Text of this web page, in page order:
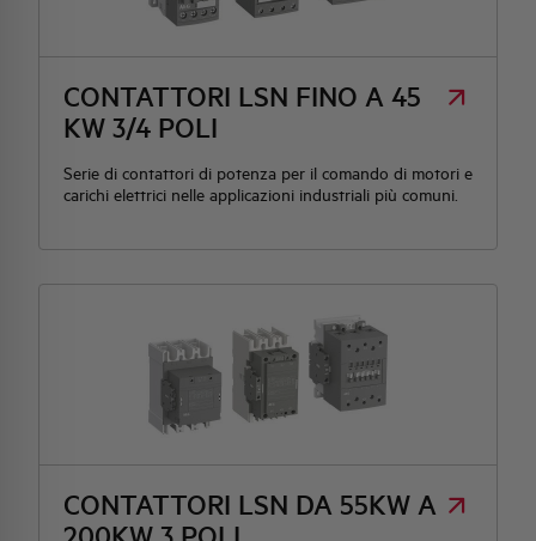
CONTATTORI LSN FINO A 45
KW 3/4 POLI
Serie di contattori di potenza per il comando di motori e
carichi elettrici nelle applicazioni industriali più comuni.
CONTATTORI LSN DA 55KW A
HQ & TEAM
ATTIVITÀ E MERCATI
IMPEGNO SOCIALE